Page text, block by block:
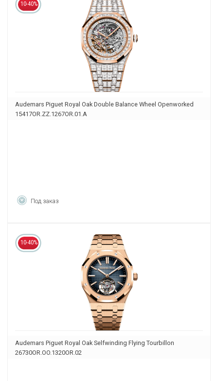
10-40%
Audemars Piguet Royal Oak Double Balance Wheel Openworked
15417OR.ZZ.1267OR.01.A
Под заказ
10-40%
Audemars Piguet Royal Oak Selfwinding Flying Tourbillon
26730OR.OO.1320OR.02